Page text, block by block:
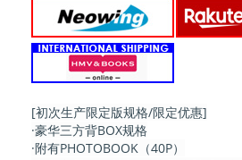
[初次生产限定版规格/限定优惠]
·豪华三方背BOX规格
·附有PHOTOBOOK（40P）